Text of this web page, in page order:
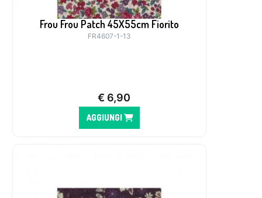
Frou Frou Patch 45X55cm Fiorito
FR4607-1-13
€ 6,90
AGGIUNGI